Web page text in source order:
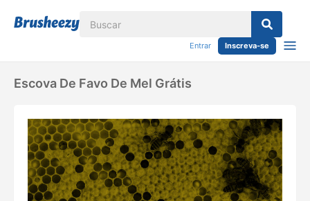
Entrar Inscreva-se
Escova De Favo De Mel Grátis